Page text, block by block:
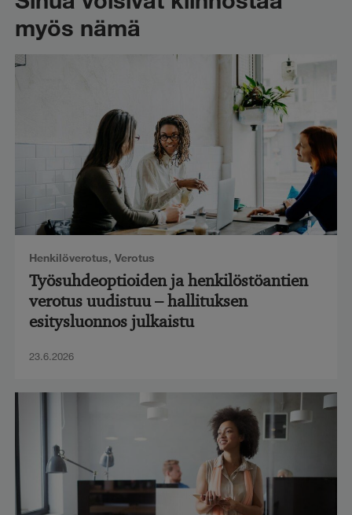
myös nämä
Henkilöverotus, Verotus
Työsuhdeoptioiden ja henkilöstöantien
verotus uudistuu – hallituksen
esitysluonnos julkaistu
23.6.2026